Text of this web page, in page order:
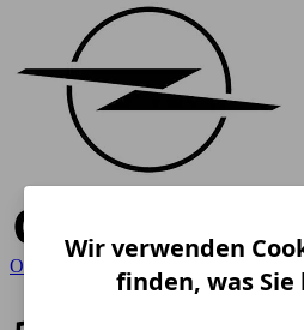
Opel
Wir verwenden
finden, was Sie